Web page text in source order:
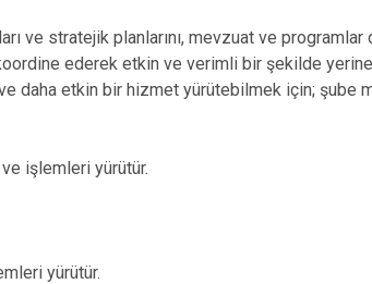
Adaklı
ve stratejik planlarını, mevzuat ve
ederek etkin ve verimli bir şekilde
daha etkin bir hizmet yürütebilmek için; şube
işlemleri yürütür.
yürütür.